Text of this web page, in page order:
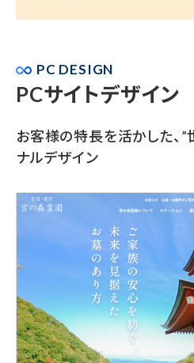
PC DESIGN
PCサイトデザイン
お客様の特長を活かした、
ナルデザイン